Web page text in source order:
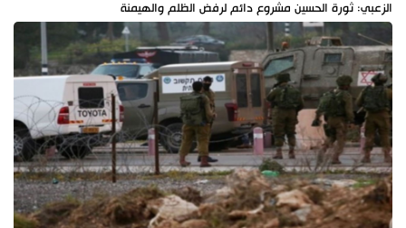
الزعبي: ثورة الحسين مشروع دائم لرفض الظلم والهيمنة